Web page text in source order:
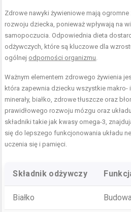
Zdrowe nawyki żywieniowe mają
rozwoju dziecka, ponieważ wpływają na
samopoczucia. Odpowiednia dieta
odżywczych, które są kluczowe dla
ogólnej odporności organizmu.
Ważnym elementem zdrowego żywienia
która zapewnia dziecku wszystkie makro-
minerały, białko, zdrowe tłuszcze oraz
prawidłowego rozwoju mózgu oraz
składniki takie jak kwasy omega-3,
się do lepszego funkcjonowania układu
uczenia się i pamięci.
Składnik odżywczy
Białko